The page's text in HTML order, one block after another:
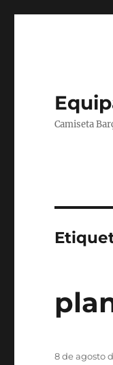
Camiseta
Publicado
8 de agosto